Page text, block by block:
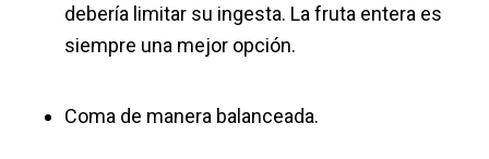
debería limitar su ingesta. La fruta entera es
siempre una mejor opción.
Coma de manera balanceada.